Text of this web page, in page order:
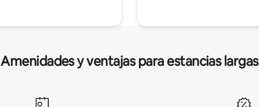
Amenidades y ventajas para estancias largas